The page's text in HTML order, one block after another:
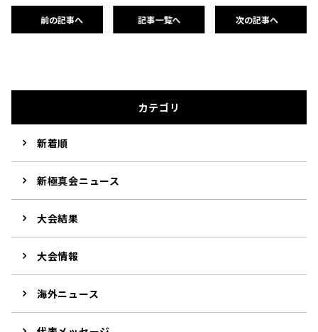
前の記事へ 記事一覧へ 次の記事へ
カテゴリ
新着順
新極真会ニュース
大会結果
大会情報
海外ニュース